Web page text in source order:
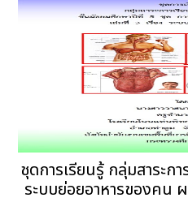
ชุดการเรียนรู้ กลุ่มสาระก
ระบบย่อยอาหารของคน